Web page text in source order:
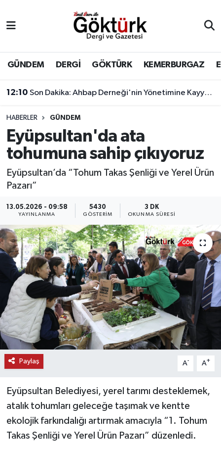
GÜNDEM DERGİ GÖKTÜRK KEMERBURGAZ
12:10 Son Dakika: Ahbap Derneği'nin Yönetimine Kayyum Atandı
HABERLER GÜNDEM
Eyüpsultan'da ata
tohumuna sahip çıkıyoruz
Eyüpsultan’da “Tohum Takas Şenliği ve Yerel Ürün
Pazarı”
13.05.2026 - 09:58
YAYINLANMA
5430
GÖSTERIM
3 DK
OKUNMA SÜRESI
Paylaş A- A+
Eyüpsultan Belediyesi, yerel tarımı desteklemek,
atalık tohumları geleceğe taşımak ve kentte
ekolojik farkındalığı artırmak amacıyla “1. Tohum
Takas Şenliği ve Yerel Ürün Pazarı” düzenledi.
BİLİM
DERGİ
DÜNYA
EĞİTİM
GÖKTÜRK
GÜNDEM
KEMERBURGAZ
KÜLTÜR - SANAT
MAGAZİN
ÖZEL HABER
SAĞLIK
SPOR
TEKNOLOJİ
TİCARET
YAŞAM
Eyüpsultan Hava Durumu
Eyüpsultan Trafik Yoğunluk Haritası
Süper Lig Puan Durumu ve Fikstür
Tüm Manşetler
Son Dakika Haberleri